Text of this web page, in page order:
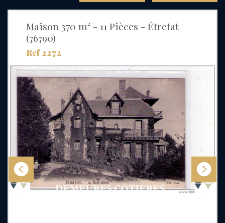
Maison 370 m² - 11 Pièces - Étretat
(76790)
Ref 2272